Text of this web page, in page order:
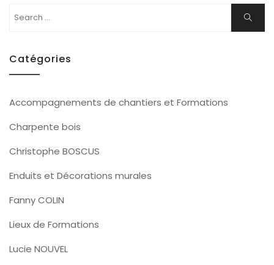
Search
Search
Catégories
Accompagnements de chantiers et Formations
Charpente bois
Christophe BOSCUS
Enduits et Décorations murales
Fanny COLIN
Lieux de Formations
Lucie NOUVEL